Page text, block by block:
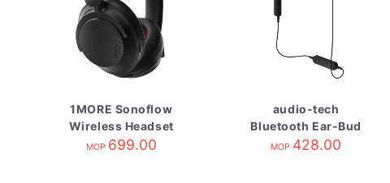
1MORE Sonoflow
Wireless Headset
Black 需退回供應商
MOP 699.00
audio-tech
Bluetooth Ear-Bud
Earphones 黑 ATH-
MOP 428.00